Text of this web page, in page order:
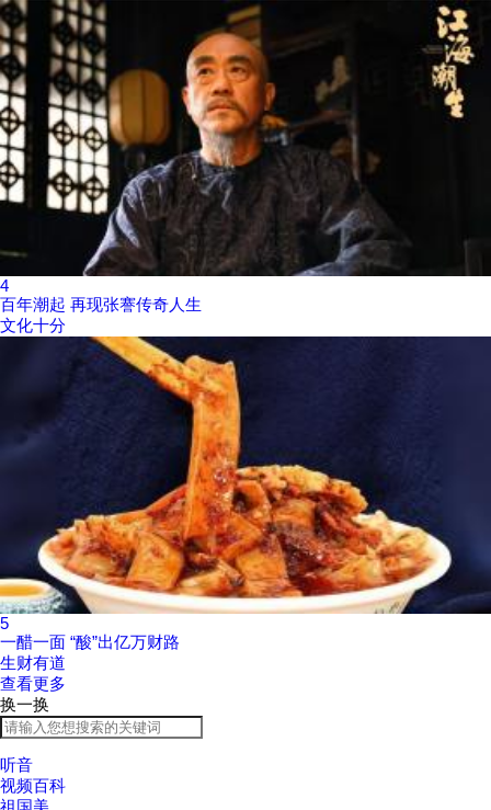
4
百年潮起 再现张謇传奇人生
文化十分
5
一醋一面 “酸”出亿万财路
生财有道
查看更多
换一换
听音
视频百科
祖国美